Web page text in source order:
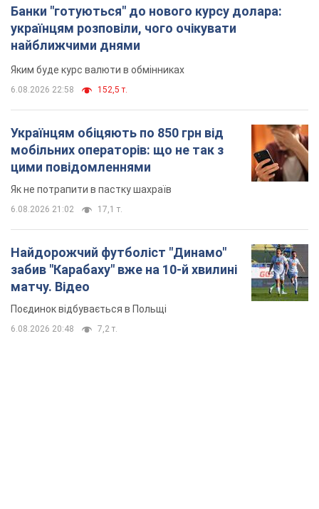
Банки "готуються" до нового курсу долара:
українцям розповіли, чого очікувати
найближчими днями
Яким буде курс валюти в обмінниках
6.08.2026 22:58 152,5 т.
Українцям обіцяють по 850 грн від
мобільних операторів: що не так з
цими повідомленнями
Як не потрапити в пастку шахраїв
6.08.2026 21:02 17,1 т.
Найдорожчий футболіст "Динамо"
забив "Карабаху" вже на 10-й хвилині
матчу. Відео
Поєдинок відбувається в Польщі
6.08.2026 20:48 7,2 т.